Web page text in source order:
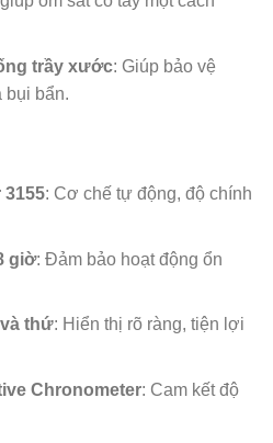
trầy xước: Giúp bảo vệ
bụi bẩn.
3155: Cơ chế tự động, độ chính
giờ: Đảm bảo hoạt động ổn
thứ: Hiển thị rõ ràng, tiện lợi
Chronometer: Cam kết độ